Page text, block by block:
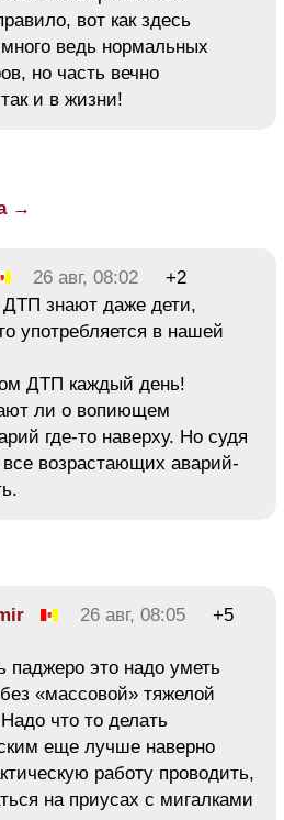
вот как здесь
ведь нормальных
но часть вечно
и в жизни!
→
26 авг, 08:02
+2
знают даже дети,
употребляется в нашей
ДТП каждый день!
ли о вопиющем
где-то наверху. Но судя
все возрастающих аварий-
26 авг, 08:05 +5
паджеро это надо уметь
«массовой» тяжелой
что то делать
еще лучше наверно
работу проводить,
на приусах с мигалками